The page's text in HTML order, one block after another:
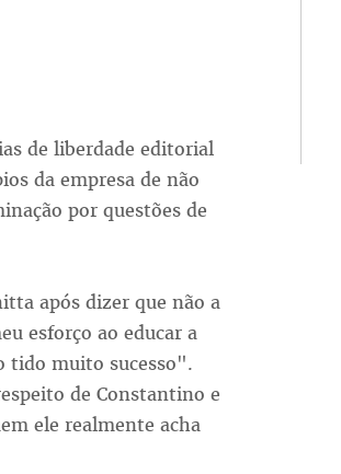
de liberdade editorial
da empresa de não
por questões de
após dizer que não a
esforço ao educar a
tido muito sucesso".
de Constantino e
ele realmente acha